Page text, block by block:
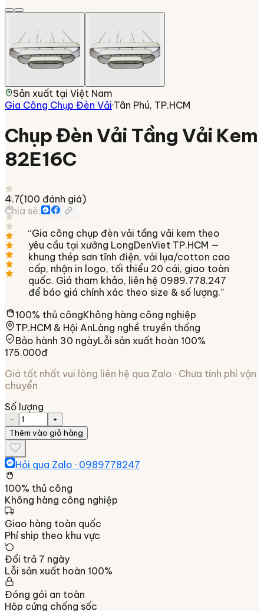
Sản xuất tại Việt Nam
Gia Công Chụp Đèn Vải·Tân Phú, TP.HCM
Chụp Đèn Vải Tầng Vải Kem
82E16C
4.7(100 đánh giá)
Chia sẻ:
“Gia công chụp đèn vải tầng vải kem theo
yêu cầu tại xưởng LongDenViet TP.HCM —
khung thép sơn tĩnh điện, vải lụa/cotton cao
cấp, nhận in logo, tối thiểu 20 cái, giao toàn
quốc. Giá tham khảo, liên hệ 0989.778.247
để báo giá chính xác theo size & số lượng.”
100% thủ côngKhông hàng công nghiệp
TP.HCM & Hội AnLàng nghề truyền thống
Bảo hành 30 ngàyLỗi sản xuất hoàn 100%
175.000đ
Giá tốt nhất vui lòng liên hệ qua Zalo · Chưa tính phí vận
chuyển
Số lượng
−
+
Thêm vào giỏ hàng
Hỏi qua Zalo · 0989778247
100% thủ công
Không hàng công nghiệp
Giao hàng toàn quốc
Phí ship theo khu vực
Đổi trả 7 ngày
Lỗi sản xuất hoàn 100%
Đóng gói an toàn
Hộp cứng chống sốc